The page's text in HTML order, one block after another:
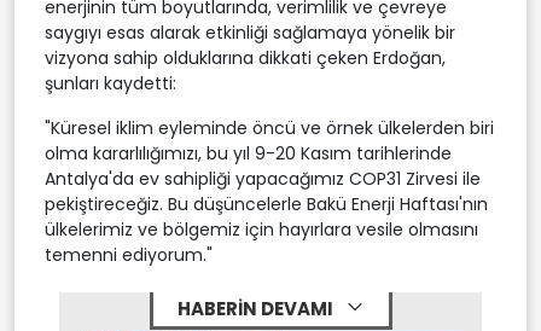
enerjinin tüm boyutlarında, verimlilik ve çevreye
saygıyı esas alarak etkinliği sağlamaya yönelik bir
vizyona sahip olduklarına dikkati çeken Erdoğan,
şunları kaydetti:
"Küresel iklim eyleminde öncü ve örnek ülkelerden biri
olma kararlılığımızı, bu yıl 9-20 Kasım tarihlerinde
Antalya'da ev sahipliği yapacağımız COP31 Zirvesi ile
pekiştireceğiz. Bu düşüncelerle Bakü Enerji Haftası'nın
ülkelerimiz ve bölgemiz için hayırlara vesile olmasını
temenni ediyorum."
HABERİN DEVAMI